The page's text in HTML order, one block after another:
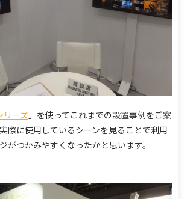
リーズ」を使ってこれまでの設置事例をご案
実際に使用しているシーンを見ることで利用
がつかみやすくなったかと思います。